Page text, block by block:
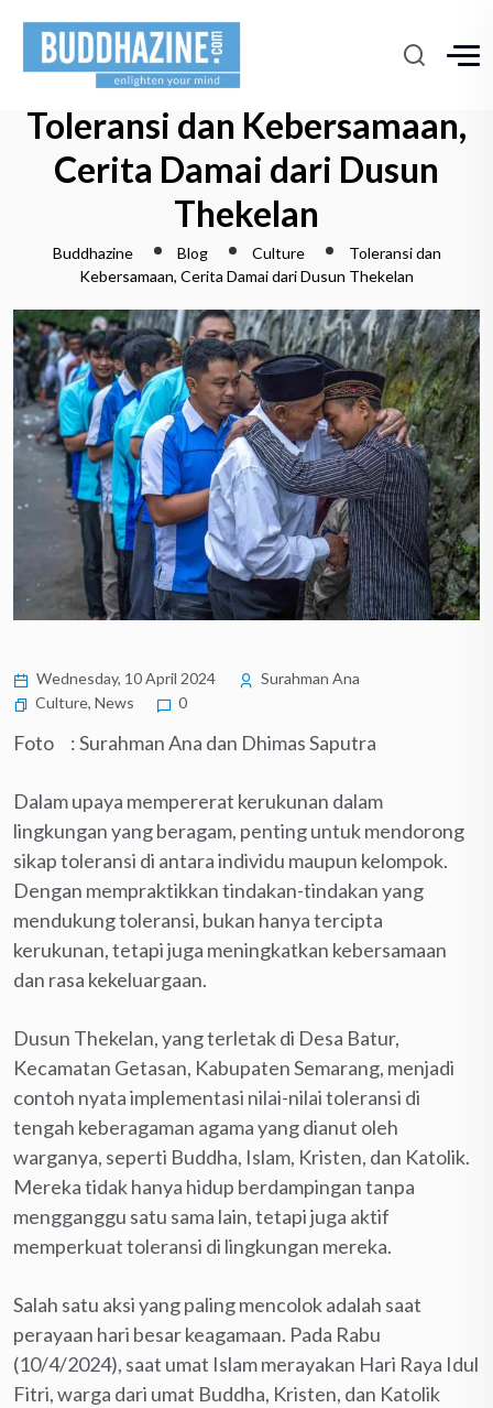
Toleransi dan Kebersamaan,
Cerita Damai dari Dusun
Thekelan
Buddhazine Blog Culture
Toleransi dan
Kebersamaan, Cerita Damai dari Dusun Thekelan
Wednesday, 10 April 2024
Surahman Ana
Culture, News 0
Foto : Surahman Ana dan Dhimas Saputra
Dalam upaya mempererat kerukunan dalam
lingkungan yang beragam, penting untuk mendorong
sikap toleransi di antara individu maupun kelompok.
Dengan mempraktikkan tindakan-tindakan yang
mendukung toleransi, bukan hanya tercipta
kerukunan, tetapi juga meningkatkan kebersamaan
dan rasa kekeluargaan.
Dusun Thekelan, yang terletak di Desa Batur,
Kecamatan Getasan, Kabupaten Semarang, menjadi
contoh nyata implementasi nilai-nilai toleransi di
tengah keberagaman agama yang dianut oleh
warganya, seperti Buddha, Islam, Kristen, dan Katolik.
Mereka tidak hanya hidup berdampingan tanpa
mengganggu satu sama lain, tetapi juga aktif
memperkuat toleransi di lingkungan mereka.
Salah satu aksi yang paling mencolok adalah saat
perayaan hari besar keagamaan. Pada Rabu
(10/4/2024), saat umat Islam merayakan Hari Raya Idul
Fitri, warga dari umat Buddha, Kristen, dan Katolik